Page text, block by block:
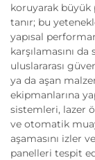
koruyarak büyük
tanır; bu
yapısal
karşılamasını
uluslararası
ya da aşan
ekipmanlarına
sistemleri, lazer
ve otomatik
aşamasını izler
panelleri tespit